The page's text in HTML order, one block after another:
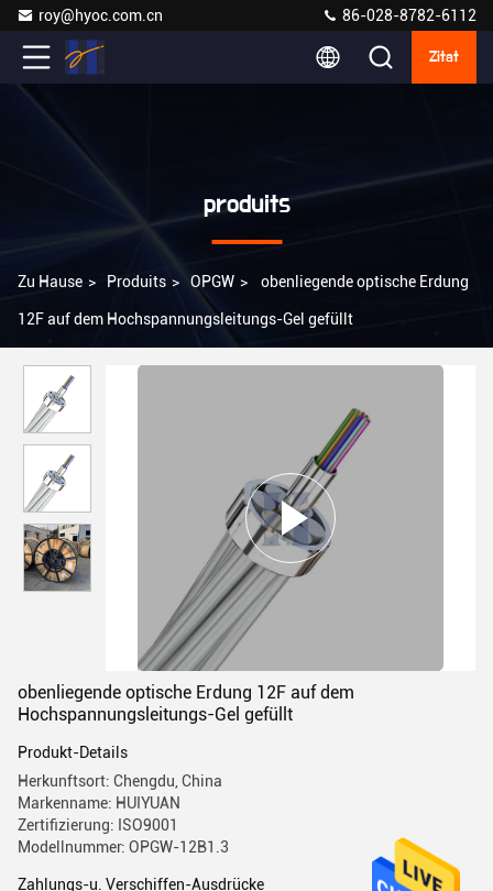
roy@hyoc.com.cn 86-028-8782-6112
Zitat
produits
Zu Hause > Produits > OPGW > obenliegende optische Erdung
12F auf dem Hochspannungsleitungs-Gel gefüllt
obenliegende optische Erdung 12F auf dem
Hochspannungsleitungs-Gel gefüllt
Produkt-Details
Herkunftsort: Chengdu, China
Markenname: HUIYUAN
Zertifizierung: ISO9001
Modellnummer: OPGW-12B1.3
Zahlungs-u. Verschiffen-Ausdrücke